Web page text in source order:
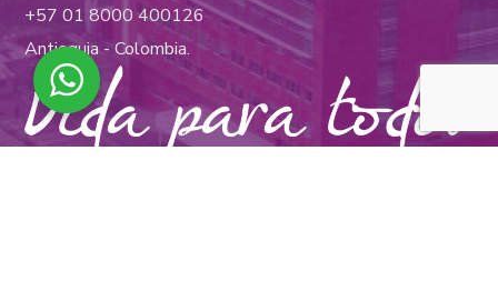
+57 01 8000 400126
Antioquia - Colombia.